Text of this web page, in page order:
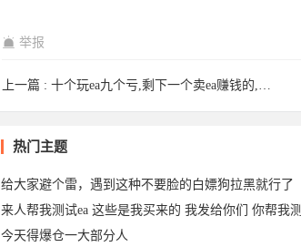
举报
上一篇 : 十个玩ea九个亏,剩下一个卖ea赚钱的,哈哈
热门主题
给大家避个雷，遇到这种不要脸的白嫖狗拉黑就行了
来人帮我测试ea 这些是我买来的 我发给你们 你帮我测
今天得爆仓一大部分人